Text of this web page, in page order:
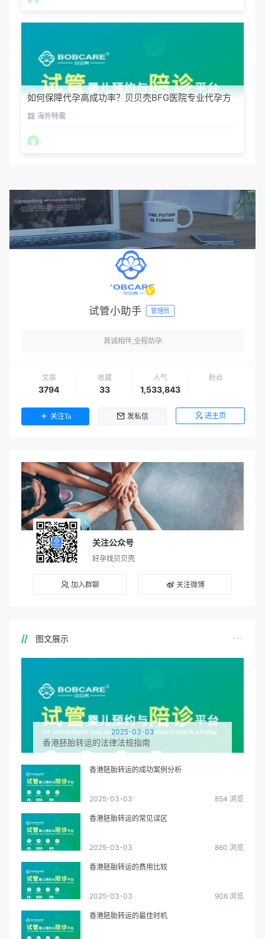
如何保障代孕高成功率？贝贝壳BFG医院专业代孕方
案解析
海外特需
试管小助手 管理员
真诚相伴,全程助孕
文章
3794
收藏
33
人气
1,533,843
粉丝
关注Ta 发私信 进主页
关注公众号
好孕找贝贝壳
加入群聊 关注微博
图文展示
2025-03-03
香港胚胎转运的法律法规指南
香港胚胎转运的成功案例分析
2025-03-03 854 浏览
香港胚胎转运的常见误区
2025-03-03 860 浏览
香港胚胎转运的费用比较
2025-03-03 906 浏览
香港胚胎转运的最佳时机